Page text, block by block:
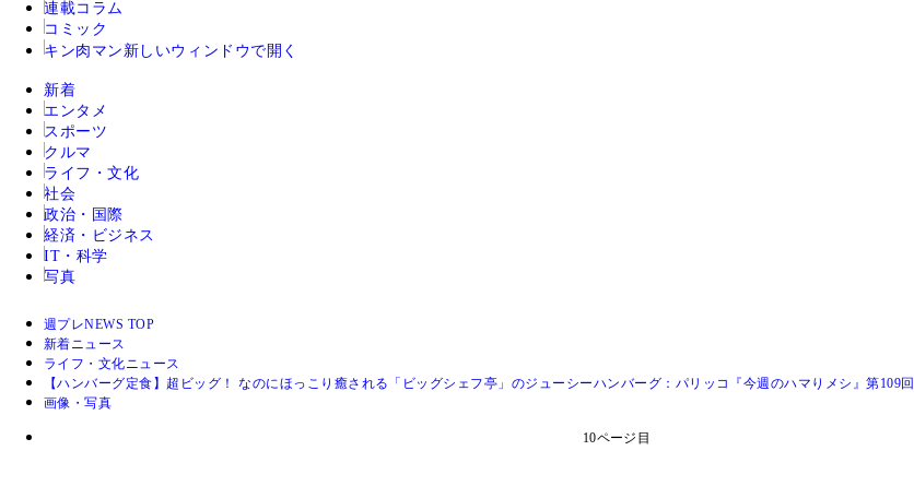
連載コラム
コミック
キン肉マン 新しいウィンドウで開く
新着
エンタメ
スポーツ
クルマ
ライフ・文化
社会
政治・国際
経済・ビジネス
IT・科学
写真
週プレNEWS TOP
新着ニュース
ライフ・文化ニュース
【ハンバーグ定食】超ビッグ！ なのにほっこり癒される「ビッグシェフ亭」のジューシーハンバーグ：パリッコ『今週のハマりメシ』第109回
画像・写真
10ページ目